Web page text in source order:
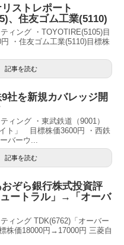
ストレポート
、住友ゴム工業(5110)
ィング ・TOYOTIRE(5105)目
・住友ゴム工業(5110)目標株
記事を読む
社を新規カバレッジ開
ィング ・東武鉄道（9001）
ト」 目標株価3600円 ・西鉄
バーウ...
記事を読む
ぞら銀行株式投資評
ートラル」→「オーバ
ィング TDK(6762)「オーバー
株価18000円→17000円 三菱自